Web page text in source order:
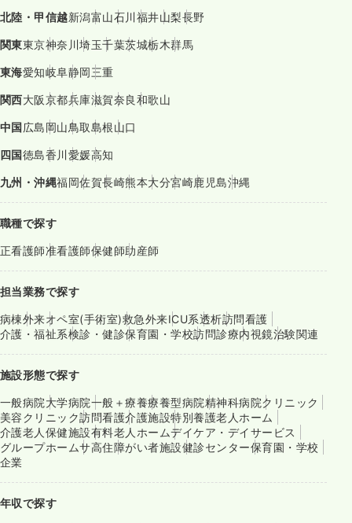
北陸・甲信越新潟富山石川福井山梨長野
関東東京神奈川埼玉千葉茨城栃木群馬
東海愛知岐阜静岡三重
関西大阪京都兵庫滋賀奈良和歌山
中国広島岡山鳥取島根山口
四国徳島香川愛媛高知
九州・沖縄福岡佐賀長崎熊本大分宮崎鹿児島沖縄
職種で探す
正看護師准看護師保健師助産師
担当業務で探す
病棟外来オペ室(手術室)救急外来ICU系透析訪問看護
介護・福祉系検診・健診保育園・学校訪問診療内視鏡治験関連
施設形態で探す
一般病院大学病院一般＋療養療養型病院精神科病院クリニック
美容クリニック訪問看護介護施設特別養護老人ホーム
介護老人保健施設有料老人ホームデイケア・デイサービス
グループホームサ高住障がい者施設健診センター保育園・学校
企業
年収で探す